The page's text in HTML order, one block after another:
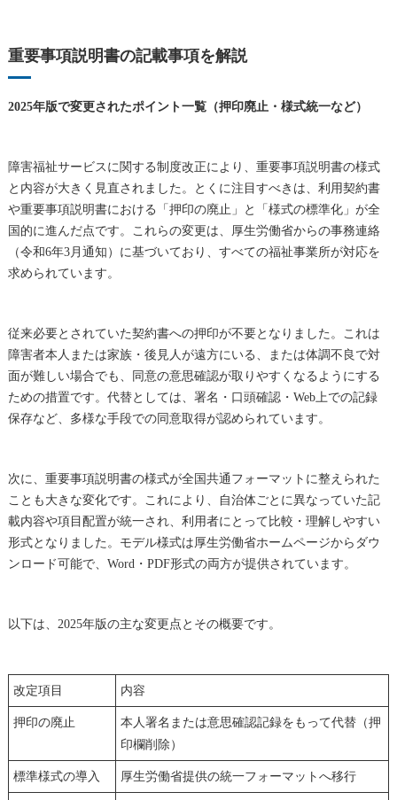
重要事項説明書の記載事項を解説
2025年版で変更されたポイント一覧（押印廃止・様式統一など）
障害福祉サービスに関する制度改正により、重要事項説明書の様式
と内容が大きく見直されました。とくに注目すべきは、利用契約書
や重要事項説明書における「押印の廃止」と「様式の標準化」が全
国的に進んだ点です。これらの変更は、厚生労働省からの事務連絡
（令和6年3月通知）に基づいており、すべての福祉事業所が対応を
求められています。
従来必要とされていた契約書への押印が不要となりました。これは
障害者本人または家族・後見人が遠方にいる、または体調不良で対
面が難しい場合でも、同意の意思確認が取りやすくなるようにする
ための措置です。代替としては、署名・口頭確認・Web上での記録
保存など、多様な手段での同意取得が認められています。
次に、重要事項説明書の様式が全国共通フォーマットに整えられた
ことも大きな変化です。これにより、自治体ごとに異なっていた記
載内容や項目配置が統一され、利用者にとって比較・理解しやすい
形式となりました。モデル様式は厚生労働省ホームページからダウ
ンロード可能で、Word・PDF形式の両方が提供されています。
以下は、2025年版の主な変更点とその概要です。
改定項目 内容
押印の廃止
本人署名または意思確認記録をもって代替（押
印欄削除）
標準様式の導入 厚生労働省提供の統一フォーマットへ移行